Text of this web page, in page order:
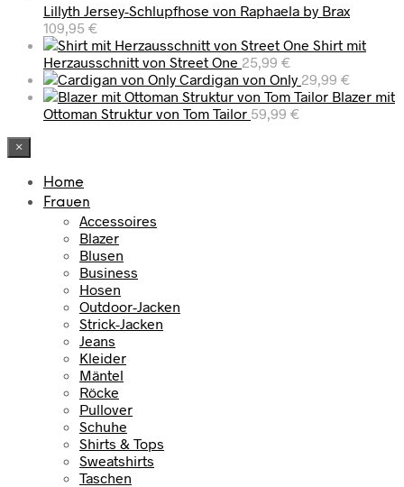
Lillyth Jersey-Schlupfhose von Raphaela by Brax
109,95 €
Shirt mit
Herzausschnitt von Street One 25,99 €
Cardigan von Only 29,99 €
Blazer mit
Ottoman Struktur von Tom Tailor 59,99 €
×
Home
Frauen
Accessoires
Blazer
Blusen
Business
Hosen
Outdoor-Jacken
Strick-Jacken
Jeans
Kleider
Mäntel
Röcke
Pullover
Schuhe
Shirts & Tops
Sweatshirts
Taschen